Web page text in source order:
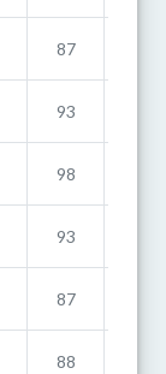
87
93
98
93
87
88